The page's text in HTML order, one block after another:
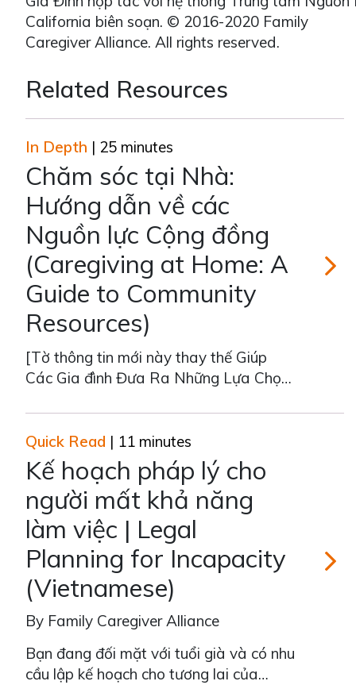
California biên soạn. © 2016-2020 Family
Caregiver Alliance. All rights reserved.
Related Resources
In Depth | 25 minutes
Chăm sóc tại Nhà:
Hướng dẫn về các
Nguồn lực Cộng đồng
(Caregiving at Home: A
Guide to Community
Resources)
[Tờ thông tin mới này thay thế Giúp
Các Gia đình Đưa Ra Những Lựa Chọn
Chọn Chăm sóc Cộng đồng, 8/11/16]
Chẩn đoán bệnh sa sút trí tuệ hoặc vô
hiệu hóa tình trạng sức khỏe đánh dấu
một giai đoạn mới trong cuộc sống của
bạn v
Quick Read | 11 minutes
Kế hoạch pháp lý cho
người mất khả năng
làm việc | Legal
Planning for Incapacity
(Vietnamese)
By Family Caregiver Alliance
Bạn đang đối mặt với tuổi già và có nhu
cầu lập kế hoạch cho tương lai của